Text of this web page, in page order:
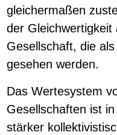
gleichermaßen
der
Gesellschaft, die
gesehen werden.
Das Wertesystem
Gesellschaften ist
stärker